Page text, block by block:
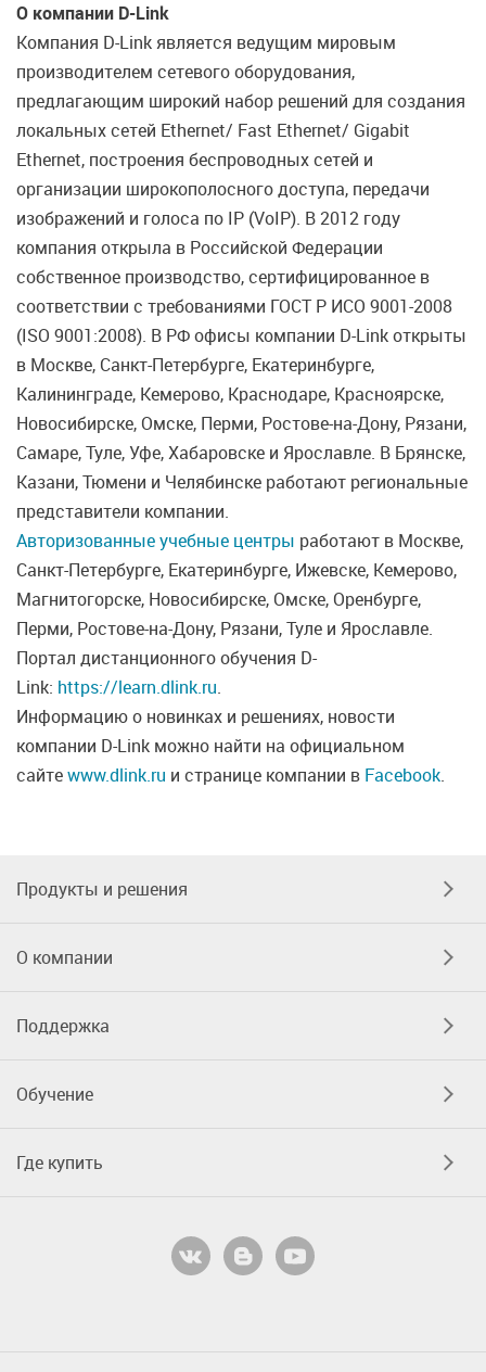
О компании D-Link
Компания D-Link является ведущим мировым
производителем сетевого оборудования,
предлагающим широкий набор решений для создания
локальных сетей Ethernet/ Fast Ethernet/ Gigabit
Ethernet, построения беспроводных сетей и
организации широкополосного доступа, передачи
изображений и голоса по IP (VoIP). В 2012 году
компания открыла в Российской Федерации
собственное производство, сертифицированное в
соответствии с требованиями ГОСТ Р ИСО 9001-2008
(ISO 9001:2008). В РФ офисы компании D-Link открыты
в Москве, Санкт-Петербурге, Екатеринбурге,
Калининграде, Кемерово, Краснодаре, Красноярске,
Новосибирске, Омске, Перми, Ростове-на-Дону, Рязани,
Самаре, Туле, Уфе, Хабаровске и Ярославле. В Брянске,
Казани, Тюмени и Челябинске работают региональные
представители компании.
Авторизованные учебные центры работают в Москве,
Санкт-Петербурге, Екатеринбурге, Ижевске, Кемерово,
Магнитогорске, Новосибирске, Омске, Оренбурге,
Перми, Ростове-на-Дону, Рязани, Туле и Ярославле.
Портал дистанционного обучения D-
Link: https://learn.dlink.ru.
Информацию о новинках и решениях, новости
компании D-Link можно найти на официальном
сайтеwww.dlink.ru и странице компании в Facebook.
Продукты и решения
О компании
Поддержка
Обучение
Где купить